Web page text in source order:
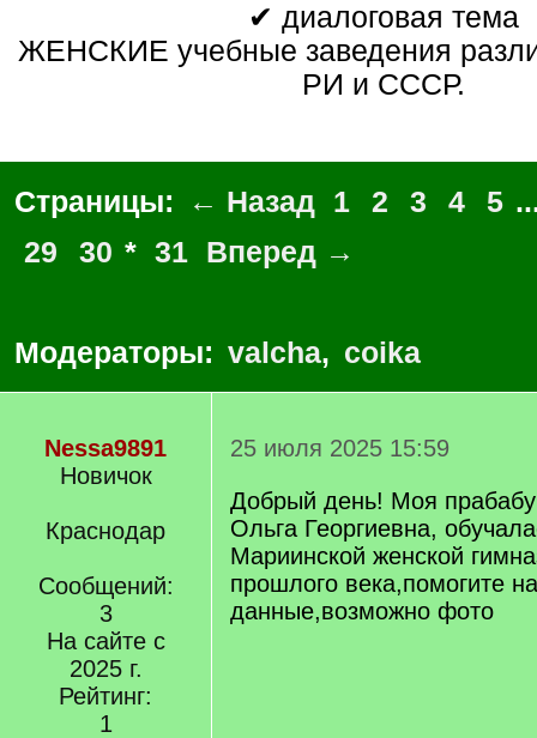
✔ диалоговая тема
ЖЕНСКИЕ учебные заведения
РИ и СССР.
Страницы: ← Назад 1 2 3 4 5
29
30 * 31 Вперед →
Модераторы: valcha, coika
Nessa9891
Новичок
Краснодар
Сообщений:
3
На сайте с
2025 г.
Рейтинг:
1
25 июля 2025 15:59
Добрый день! Моя
Ольга Георгиевна,
Мариинской женской
прошлого века,помогите
данные,возможно фото